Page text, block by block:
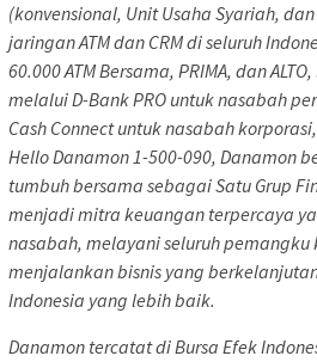
(konvensional, Unit Usaha Syariah,
jaringan ATM dan CRM di seluruh
60.000 ATM Bersama, PRIMA, dan
melalui D-Bank PRO untuk nasabah
Cash Connect untuk nasabah
Hello Danamon 1-500-090, Danamon
tumbuh bersama sebagai Satu Grup
menjadi mitra keuangan terpercaya
nasabah, melayani seluruh pemangku
menjalankan bisnis yang
Indonesia yang lebih baik.
Danamon tercatat di Bursa Efek